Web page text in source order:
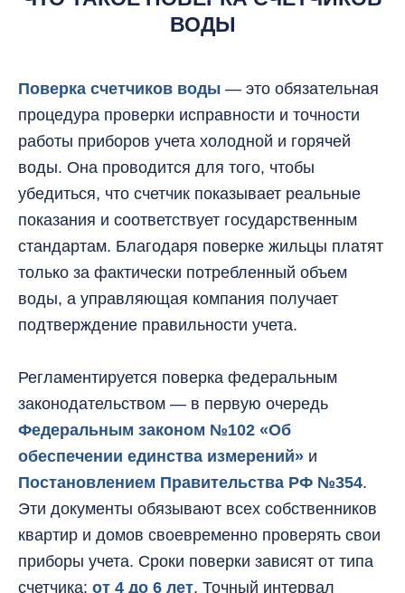
ВОДЫ
Поверка счетчиков воды — это обязательная
процедура проверки исправности и точности
работы приборов учета холодной и горячей
воды. Она проводится для того, чтобы
убедиться, что счетчик показывает реальные
показания и соответствует государственным
стандартам. Благодаря поверке жильцы платят
только за фактически потребленный объем
воды, а управляющая компания получает
подтверждение правильности учета.
Регламентируется поверка федеральным
законодательством — в первую очередь
Федеральным законом №102 «Об
обеспечении единства измерений» и
Постановлением Правительства РФ №354.
Эти документы обязывают всех собственников
квартир и домов своевременно проверять свои
приборы учета. Сроки поверки зависят от типа
счетчика: от 4 до 6 лет. Точный интервал